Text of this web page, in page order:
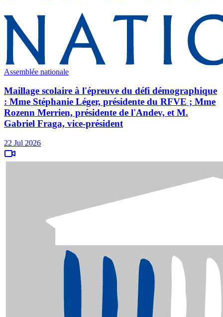
Assemblée nationale
Maillage scolaire à l'épreuve du défi démographique
: Mme Stéphanie Léger, présidente du RFVE ; Mme
Rozenn Merrien, présidente de l'Andev, et M.
Gabriel Fraga, vice-président
22 Jul 2026